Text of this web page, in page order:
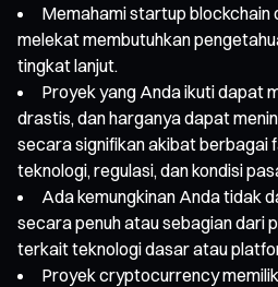
Memahami startup blockchain
melekat membutuhkan
tingkat lanjut.
Proyek yang Anda ikuti dapat
drastis, dan harganya dapat
secara signifikan akibat berbagai
teknologi, regulasi, dan kondisi
Ada kemungkinan Anda tidak
secara penuh atau sebagian dari
terkait teknologi dasar atau
Proyek cryptocurrency